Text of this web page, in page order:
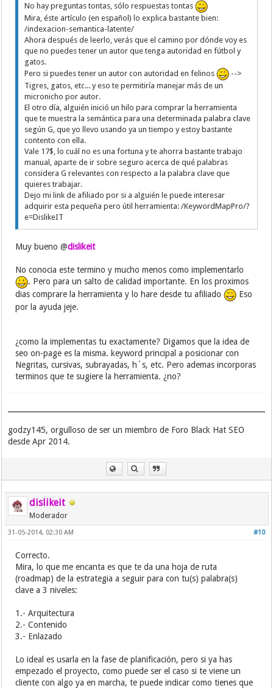
No hay preguntas tontas, sólo respuestas tontas
Mira, éste artículo (en español) lo explica bastante bien:
/indexacion-semantica-latente/
Ahora después de leerlo, verás que el camino por dónde voy es
que no puedes tener un autor que tenga autoridad en fútbol y
gatos.
Pero si puedes tener un autor con autoridad en felinos
-->
Tigres, gatos, etc... y eso te permitiría manejar más de un
micronicho por autor.
El otro día, alguién inició un hilo para comprar la herramienta
que te muestra la semántica para una determinada palabra clave
según G, que yo llevo usando ya un tiempo y estoy bastante
contento con ella.
Vale 17$, lo cuál no es una fortuna y te ahorra bastante trabajo
manual, aparte de ir sobre seguro acerca de qué palabras
considera G relevantes con respecto a la palabra clave que
quieres trabajar.
Dejo mi link de afiliado por si a alguién le puede interesar
adquirir esta pequeña pero útil herramienta: /KeywordMapPro/?
e=DislikeIT
Muy bueno @dislikeit
No conocia este termino y mucho menos como implementarlo
. Pero para un salto de calidad importante. En los proximos
dias comprare la herramienta y lo hare desde tu afiliado
Eso
por la ayuda jeje.
¿como la implementas tu exactamente? Digamos que la idea de
seo on-page es la misma. keyword principal a posicionar con
Negritas, cursivas, subrayadas, h´s, etc. Pero ademas incorporas
terminos que te sugiere la herramienta. ¿no?
godzy145, orgulloso de ser un miembro de Foro Black Hat SEO
desde Apr 2014.
dislikeit
Moderador
#10
31-05-2014, 02:30 AM
Correcto.
Mira, lo que me encanta es que te da una hoja de ruta
(roadmap) de la estrategia a seguir para con tu(s) palabra(s)
clave a 3 niveles:
1.- Arquitectura
2.- Contenido
3.- Enlazado
Lo ideal es usarla en la fase de planificación, pero si ya has
empezado el proyecto, como puede ser el caso si te viene un
cliente con algo ya en marcha, te puede indicar como tienes que